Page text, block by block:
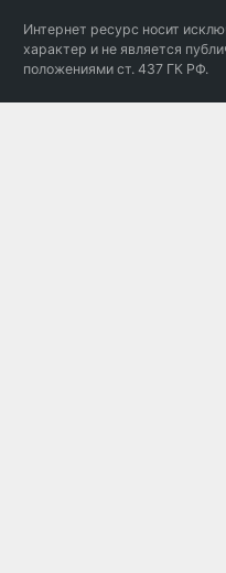
Интернет ресурс носит
характер и не является
положениями ст. 437 ГК РФ.